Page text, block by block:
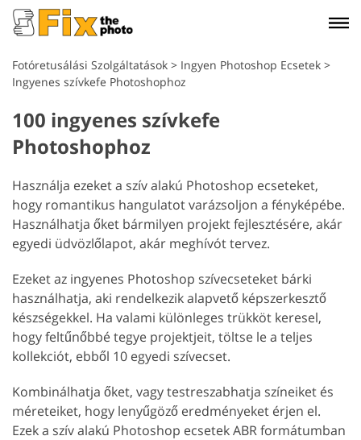
Fotóretusálási Szolgáltatások > Ingyen Photoshop Ecsetek >
Ingyenes szívkefe Photoshophoz
100 ingyenes szívkefe
Photoshophoz
Használja ezeket a szív alakú Photoshop ecseteket,
hogy romantikus hangulatot varázsoljon a fényképébe.
Használhatja őket bármilyen projekt fejlesztésére, akár
egyedi üdvözlőlapot, akár meghívót tervez.
Ezeket az ingyenes Photoshop szívecseteket bárki
használhatja, aki rendelkezik alapvető képszerkesztő
készségekkel. Ha valami különleges trükköt keresel,
hogy feltűnőbbé tegye projektjeit, töltse le a teljes
kollekciót, ebből 10 egyedi szívecset.
Kombinálhatja őket, vagy testreszabhatja színeiket és
méreteiket, hogy lenyűgöző eredményeket érjen el.
Ezek a szív alakú Photoshop ecsetek ABR formátumban